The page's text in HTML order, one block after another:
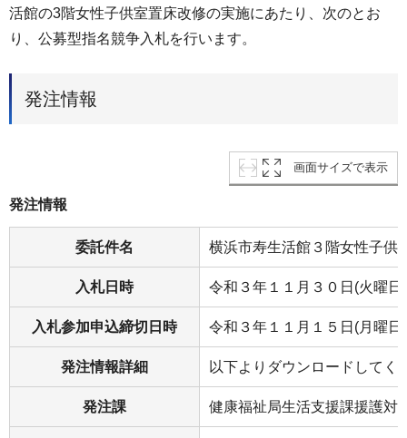
活館の3階女性子供室置床改修の実施にあたり、次のとお
り、公募型指名競争入札を行います。
発注情報
画面サイズで表示
発注情報
委託件名 横浜市寿生活館３階女性子供
入札日時 令和３年１１月３０日(火曜
入札参加申込締切日時 令和３年１１月１５日(月曜
発注情報詳細 以下よりダウンロードしてく
発注課 健康福祉局生活支援課援護対